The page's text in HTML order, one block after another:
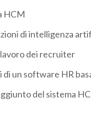
HCM
di intelligenza
dei recruiter
di un software HR
del sistema